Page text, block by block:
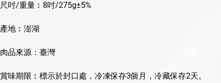
尺吋/重量︰8吋/275g±5%
產地︰澎湖
肉品來源：臺灣
賞味期限︰標示於封口處，冷凍保存3個月，冷藏保存2天。